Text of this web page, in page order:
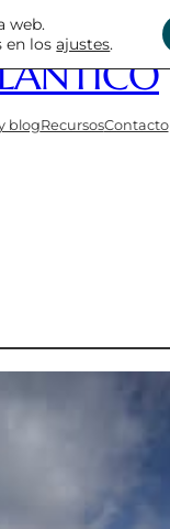
blogRecursosContacto
web.
en losajustes.